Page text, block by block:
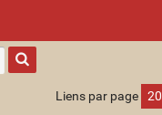
Type 1 or
more
charactersLiens par page 20